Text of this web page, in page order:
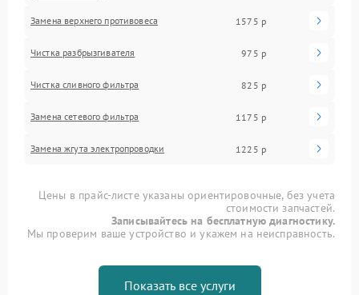
Замена верхнего противовеса 1575 р
Чистка разбрызгивателя 975 р
Чистка сливного фильтра 825 р
Замена сетевого фильтра 1175 р
Замена жгута электропроводки 1225 р
Цены в прайс-листе указаны ориентировочные, без учета
стоимости запчастей.
Записывайтесь на бесплатную диагностику.
Мы проверим ваше устройство и укажем на неисправность.
Показать все услуги